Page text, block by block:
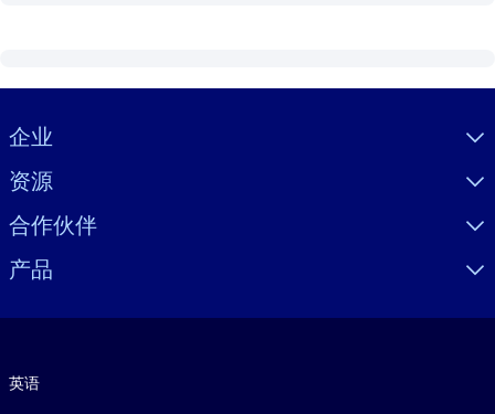
Visually hidden Text
企业
资源
合作伙伴
产品
英语